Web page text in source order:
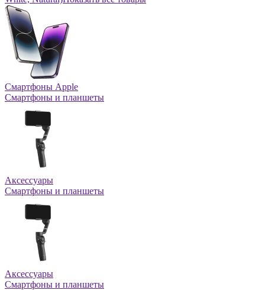
Смартфоны Apple
Смартфоны и планшеты
Аксессуары
Смартфоны и планшеты
Аксессуары
Смартфоны и планшеты